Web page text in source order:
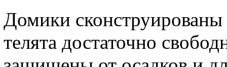
Домики
телята достаточно